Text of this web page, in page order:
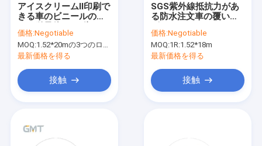
製品
アイスクリームII印刷で
きる車のビニールの覆
上塗を施してあるはさ
み金GMT
価格:Negotiable
MOQ:1.52*20mの3つのロールを意味する1.52*60m、
最新価格を得る
接触
SGS紫外線抵抗力があ
る防水注文車の覆いの
ルによって印刷される
MPI 1105
価格:Negotiable
MOQ:1R:1.52*18m
最新価格を得る
接触